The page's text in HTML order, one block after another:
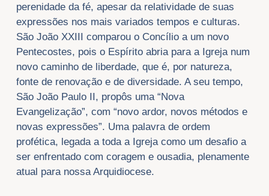
perenidade da fé, apesar da relatividade de suas
expressões nos mais variados tempos e culturas.
São João XXIII comparou o Concílio a um novo
Pentecostes, pois o Espírito abria para a Igreja num
novo caminho de liberdade, que é, por natureza,
fonte de renovação e de diversidade. A seu tempo,
São João Paulo II, propôs uma “Nova
Evangelização”, com “novo ardor, novos métodos e
novas expressões”. Uma palavra de ordem
profética, legada a toda a Igreja como um desafio a
ser enfrentado com coragem e ousadia, plenamente
atual para nossa Arquidiocese.